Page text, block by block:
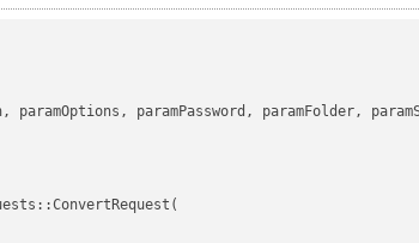
paramOptions, paramPassword, paramFolder,